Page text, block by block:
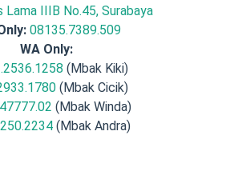
Lama IIIB No.45, Surabaya
08135.7389.509
WA Only:
(Mbak Kiki)
(Mbak Cicik)
(Mbak Winda)
(Mbak Andra)